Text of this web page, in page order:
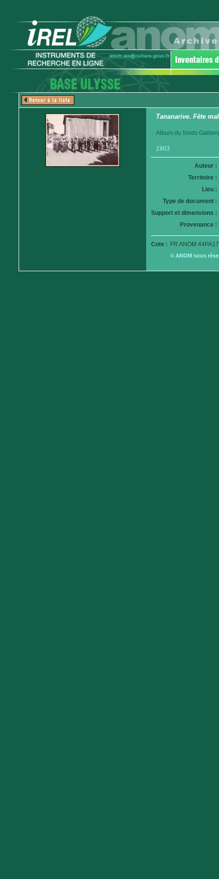
Tananarive. Fête
Album du fonds
1903
Auteur :
Territoire :
Lieu :
Type de document :
Support et dimensions :
Provenance :
Cote : FR ANOM
© ANOM sous